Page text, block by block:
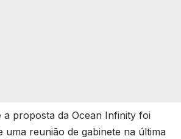
a proposta da Ocean Infinity foi
uma reunião de gabinete na última